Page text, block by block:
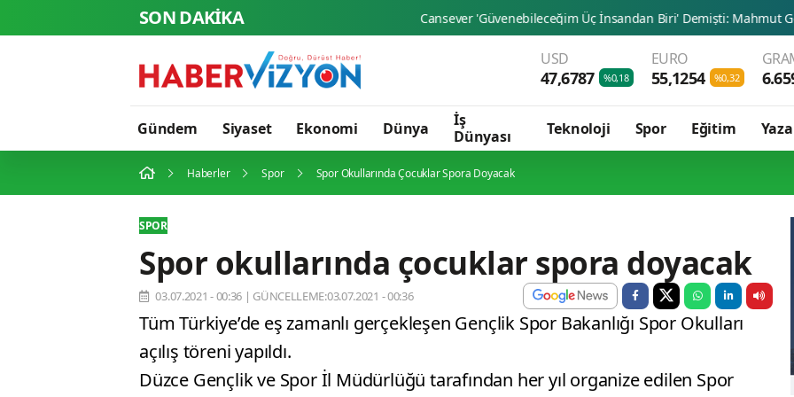
SON DAKİKA Cansever 'Güvenebileceğim Üç İnsandan Biri' Demişti: Mahmut Görgen'den
USD
47,6787 %0,18
EURO
55,1254 %0,32
Gündem Siyaset Ekonomi Dünya
İş
Dünyası
Teknoloji Spor Eğitim
Haberler Spor Spor Okullarında Çocuklar Spora Doyacak
SPOR
Spor okullarında çocuklar spora doyacak
03.07.2021 - 00:36 | GÜNCELLEME:03.07.2021 - 00:36
Tüm Türkiye’de eş zamanlı gerçekleşen Gençlik Spor Bakanlığı Spor Okulları
açılış töreni yapıldı.
Düzce Gençlik ve Spor İl Müdürlüğü tarafından her yıl organize edilen Spor